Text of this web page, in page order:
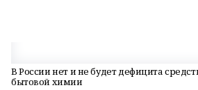
В России нет и не будет дефицита
бытовой химии